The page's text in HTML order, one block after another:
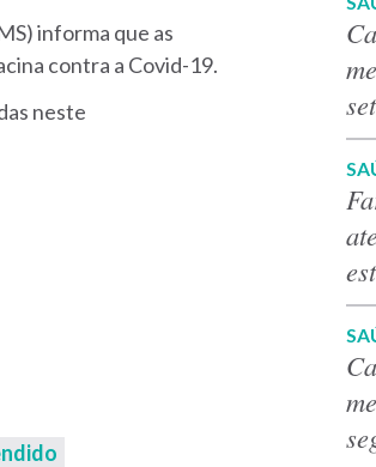
informa que as
contra a Covid-19.
neste